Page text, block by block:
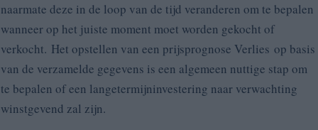
naarmate deze in de loop van de tijd veranderen om te bepalen
wanneer op het juiste moment moet worden gekocht of
verkocht. Het opstellen van een prijsprognose Verlies op basis
van de verzamelde gegevens is een algemeen nuttige stap om
te bepalen of een langetermijninvestering naar verwachting
winstgevend zal zijn.